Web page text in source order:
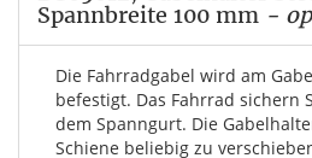
Spannbreite 100 mm -
Die Fahrradgabel wird am
befestigt. Das Fahrrad sichern
dem Spanngurt. Die
Schiene beliebig zu